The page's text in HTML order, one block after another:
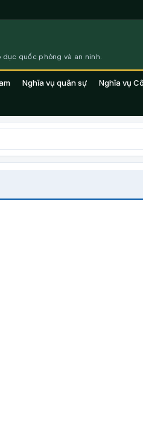
dục quốc phòng và an ninh.
Nghĩa vụ quân sự Nghĩa vụ